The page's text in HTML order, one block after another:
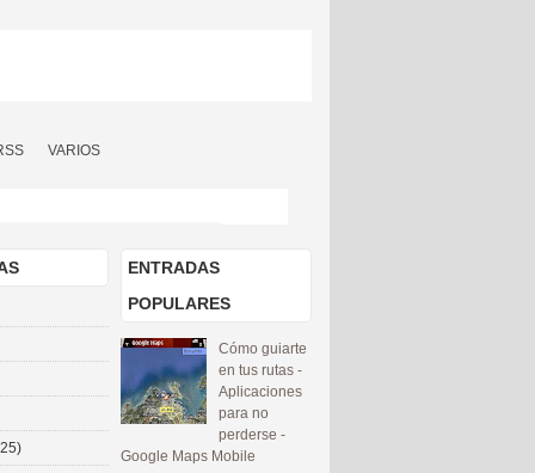
VARIOS
ENTRADAS
POPULARES
Cómo guiarte
en tus rutas -
Aplicaciones
para no
perderse -
Google Maps Mobile